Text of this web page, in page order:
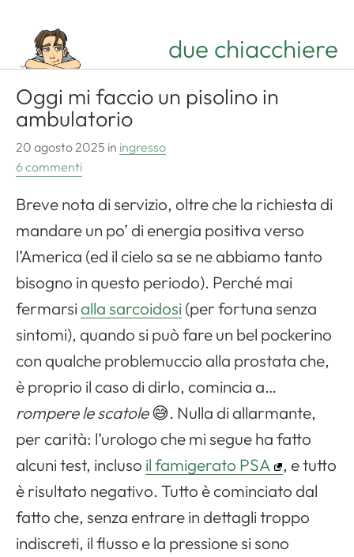
due chiacchiere
Oggi mi faccio un pisolino in
ambulatorio
20 agosto 2025 in ingresso
6 commenti
Breve nota di servizio, oltre che la richiesta di
mandare un po’ di energia positiva verso
l’America (ed il cielo sa se ne abbiamo tanto
bisogno in questo periodo). Perché mai
fermarsi alla sarcoidosi (per fortuna senza
sintomi), quando si può fare un bel pockerino
con qualche problemuccio alla prostata che,
è proprio il caso di dirlo, comincia a…
rompere le scatole😅. Nulla di allarmante,
per carità: l’urologo che mi segue ha fatto
alcuni test, incluso il famigerato PSA
, e tutto
è risultato negativo. Tutto è cominciato dal
fatto che, senza entrare in dettagli troppo
indiscreti, il flusso e la pressione si sono